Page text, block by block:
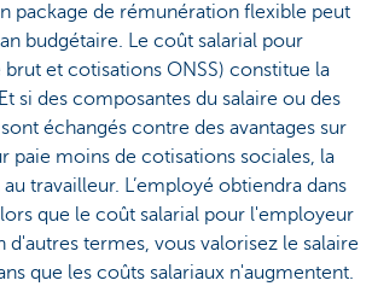
package de rémunération flexible peut
budgétaire. Le coût salarial pour
et cotisations ONSS) constitue la
si des composantes du salaire ou des
échangés contre des avantages sur
paie moins de cotisations sociales, la
travailleur. L’employé obtiendra dans
que le coût salarial pour l'employeur
d'autres termes, vous valorisez le salaire
que les coûts salariaux n'augmentent.